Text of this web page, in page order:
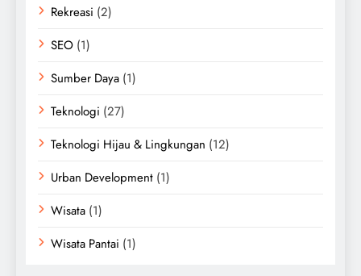
Rekreasi (2)
SEO (1)
Sumber Daya (1)
Teknologi (27)
Teknologi Hijau & Lingkungan (12)
Urban Development (1)
Wisata (1)
Wisata Pantai (1)